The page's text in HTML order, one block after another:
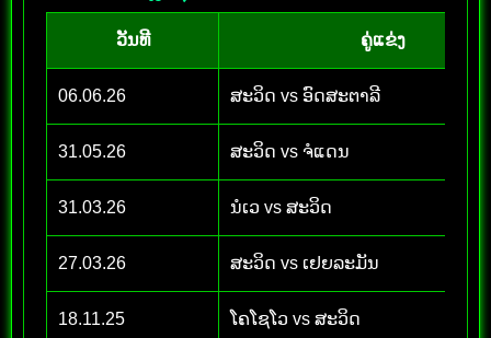
ວັນທີ ຄູ່ແຂ່ງ
06.06.26 ສະວິດ vs ອົດສະຕາລີ
31.05.26 ສະວິດ vs ຈໍແດນ
31.03.26 ນໍເວ vs ສະວິດ
27.03.26 ສະວິດ vs ເຢຍລະມັນ
18.11.25 ໂຄໂຊໂວ vs ສະວິດ